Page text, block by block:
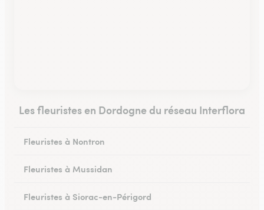
Les fleuristes en Dordogne du réseau Interflora
Fleuristes à Nontron
Fleuristes à Mussidan
Fleuristes à Siorac-en-Périgord